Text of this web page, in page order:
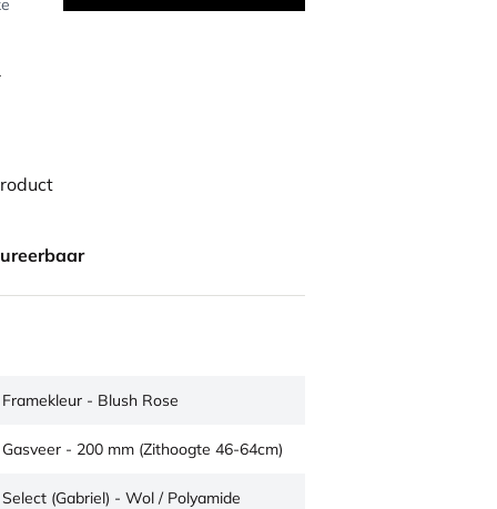
Framekleur - Blush Rose
Gasveer - 200 mm (Zithoogte 46-64cm)
Select (Gabriel) - Wol / Polyamide